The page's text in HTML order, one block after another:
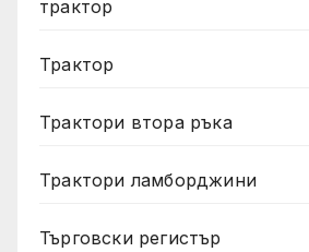
трактор
Трактор
Трактори втора ръка
Трактори ламборджини
Търговски регистър